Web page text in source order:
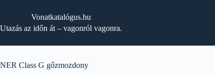
Vonatkatalógus.hu
Utazás az időn át – vagonról vagonra.
NER Class G gőzmozdony